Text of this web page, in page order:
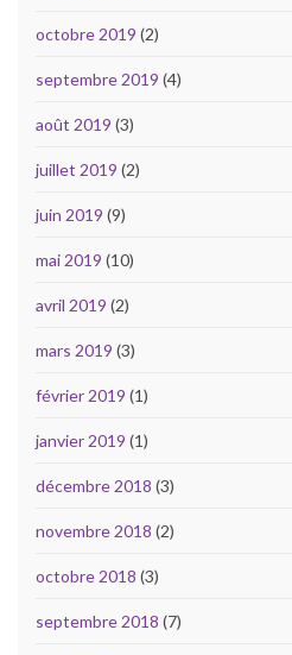
octobre 2019 (2)
septembre 2019 (4)
août 2019 (3)
juillet 2019 (2)
juin 2019 (9)
mai 2019 (10)
avril 2019 (2)
mars 2019 (3)
février 2019 (1)
janvier 2019 (1)
décembre 2018 (3)
novembre 2018 (2)
octobre 2018 (3)
septembre 2018 (7)